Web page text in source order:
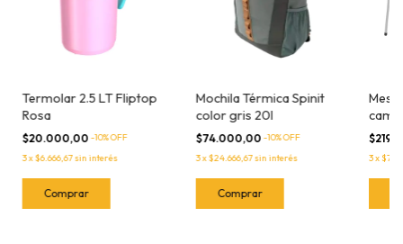
Termolar 2.5 LT Fliptop
Rosa
$20.000,00 -10% OFF
3x$6.666,67sin interés
Mochila Térmica Spinit
color gris 20l
$74.000,00 -10% OFF
3x$24.666,67sin interés 3x